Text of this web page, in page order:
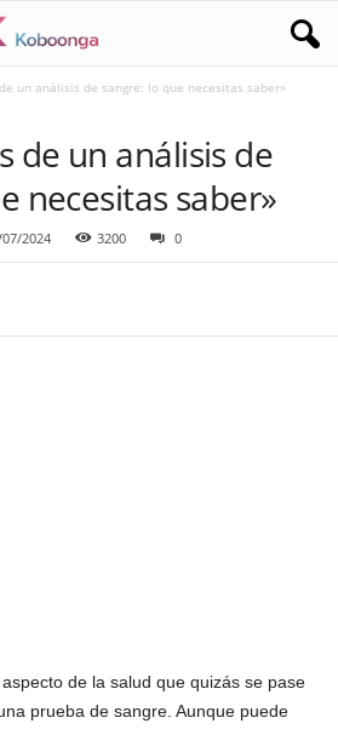
un análisis de sangre: lo que necesitas saber»
de un análisis de
necesitas saber»
2024 3200 0
de la salud que quizás se pase
prueba de sangre. Aunque puede